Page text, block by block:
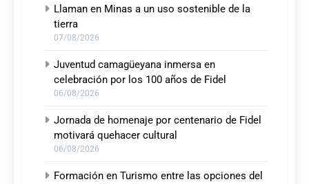
Llaman en Minas a un uso sostenible de la
tierra
07/08/2026
Juventud camagüeyana inmersa en
celebración por los 100 años de Fidel
06/08/2026
Jornada de homenaje por centenario de Fidel
motivará quehacer cultural
06/08/2026
Formación en Turismo entre las opciones del